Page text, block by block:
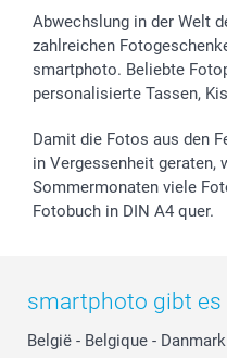
Abwechslung in der Welt
zahlreichen
smartphoto. Beliebte
personalisierte Tassen,
Damit die Fotos aus den
in Vergessenheit geraten,
Sommermonaten viele
Fotobuch in DIN A4 quer.
smartphoto gibt es
België - Belgique - Danmark